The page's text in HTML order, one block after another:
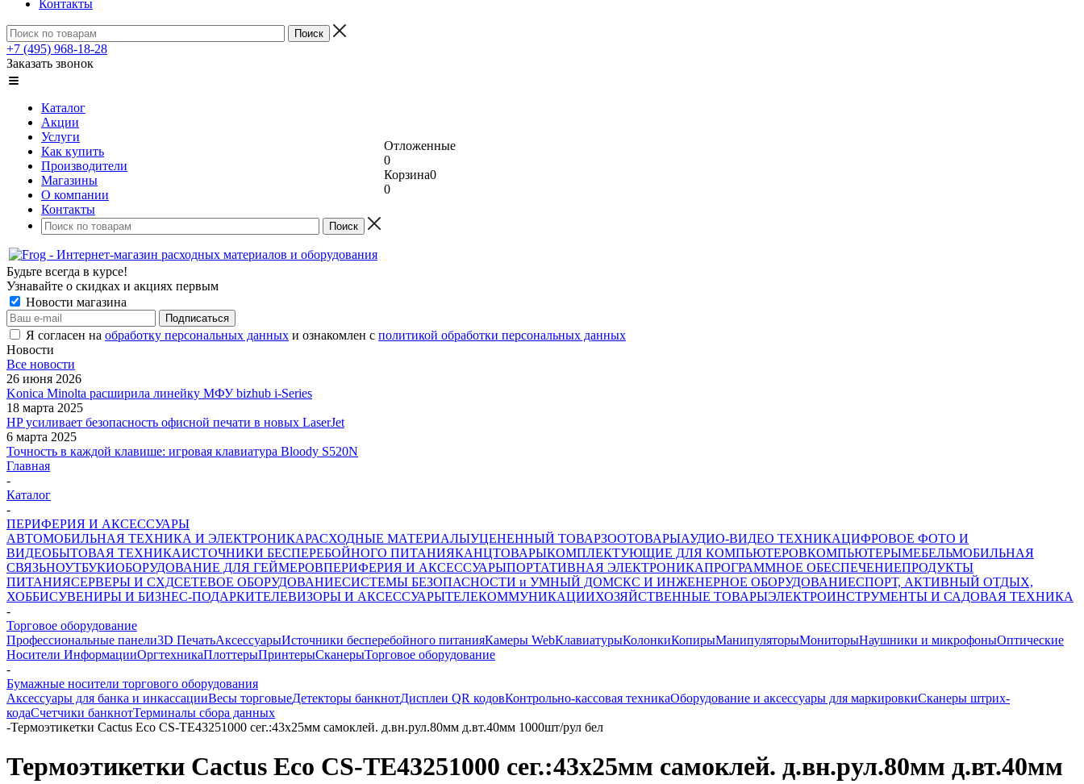
Контакты
+7 (495) 968-18-28
Заказать звонок
Каталог
Акции
Услуги
Как купить
Производители
Магазины
О компании
Контакты
Отложенные
0
Корзина0
0
Будьте всегда в курсе!
Узнавайте о скидках и акциях первым
Новости магазина
Я согласен на обработку персональных данных и ознакомлен с политикой обработки персональных данных
Новости
Все новости
26 июня 2026
Konica Minolta расширила линейку МФУ bizhub i-Series
18 марта 2025
HP усиливает безопасность офисной печати в новых LaserJet
6 марта 2025
Точность в каждой клавише: игровая клавиатура Bloody S520N
Главная
-
Каталог
-
ПЕРИФЕРИЯ И АКСЕССУАРЫ
АВТОМОБИЛЬНАЯ ТЕХНИКА И ЭЛЕКТРОНИКАРАСХОДНЫЕ МАТЕРИАЛЫУЦЕНЕННЫЙ ТОВАРЗООТОВАРЫАУДИО-ВИДЕО ТЕХНИКАЦИФРОВОЕ ФОТО И
ВИДЕОБЫТОВАЯ ТЕХНИКАИСТОЧНИКИ БЕСПЕРЕБОЙНОГО ПИТАНИЯКАНЦТОВАРЫКОМПЛЕКТУЮЩИЕ ДЛЯ КОМПЬЮТЕРОВКОМПЬЮТЕРЫМЕБЕЛЬМОБИЛЬНАЯ
СВЯЗЬНОУТБУКИОБОРУДОВАНИЕ ДЛЯ ГЕЙМЕРОВПЕРИФЕРИЯ И АКСЕССУАРЫПОРТАТИВНАЯ ЭЛЕКТРОНИКАПРОГРАММНОЕ ОБЕСПЕЧЕНИЕПРОДУКТЫ
ПИТАНИЯСЕРВЕРЫ И СХДСЕТЕВОЕ ОБОРУДОВАНИЕСИСТЕМЫ БЕЗОПАСНОСТИ и УМНЫЙ ДОМСКС И ИНЖЕНЕРНОЕ ОБОРУДОВАНИЕСПОРТ, АКТИВНЫЙ ОТДЫХ,
ХОББИСУВЕНИРЫ И БИЗНЕС-ПОДАРКИТЕЛЕВИЗОРЫ И АКСЕССУАРЫТЕЛЕКОММУНИКАЦИИХОЗЯЙСТВЕННЫЕ ТОВАРЫЭЛЕКТРОИНСТРУМЕНТЫ И САДОВАЯ ТЕХНИКА
-
Торговое оборудование
Профессиональные панели3D ПечатьАксессуарыИсточники бесперебойного питанияКамеры WebКлавиатурыКолонкиКопирыМанипуляторыМониторыНаушники и микрофоныОптические
Носители ИнформацииОргтехникаПлоттерыПринтерыСканерыТорговое оборудование
-
Бумажные носители торгового оборудования
Аксессуары для банка и инкассацииВесы торговыеДетекторы банкнотДисплеи QR кодовКонтрольно-кассовая техникаОборудование и аксессуары для маркировкиСканеры штрих-
кодаСчетчики банкнотТерминалы сбора данных
-Термоэтикетки Cactus Eco CS-TE43251000 сег.:43x25мм самоклей. д.вн.рул.80мм д.вт.40мм 1000шт/рул бел
Термоэтикетки Cactus Eco CS-TE43251000 сег.:43x25мм самоклей. д.вн.рул.80мм д.вт.40мм